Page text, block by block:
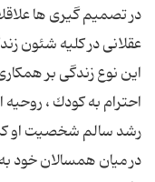
این نوع زندگی بر
احترام به كودك ،
رشد سالم شخصیت او
در میان همسالان خود به